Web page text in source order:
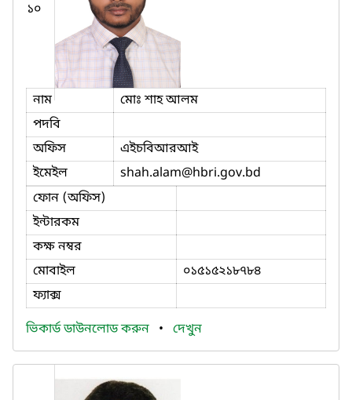
১০
নাম
মোঃ শাহ আলম
পদবি
অফিস
এইচবিআরআই
ইমেইল
shah.alam@hbri.gov.bd
ফোন (অফিস)
ইন্টারকম
কক্ষ নম্বর
মোবাইল
০১৫১৫২১৮৭৮৪
ফ্যাক্স
ভিকার্ড ডাউনলোড করুন • দেখুন